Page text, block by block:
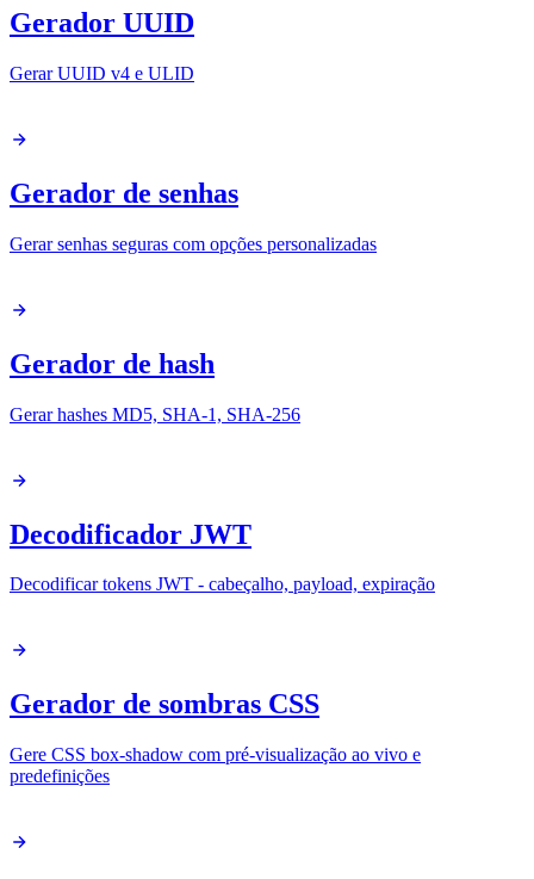
Gerador UUID
Gerar UUID v4 e ULID
Gerador de senhas
Gerar senhas seguras com opções personalizadas
Gerador de hash
Gerar hashes MD5, SHA-1, SHA-256
Decodificador JWT
Decodificar tokens JWT - cabeçalho, payload, expiração
Gerador de sombras CSS
Gere CSS box-shadow com pré-visualização ao vivo e
predefinições